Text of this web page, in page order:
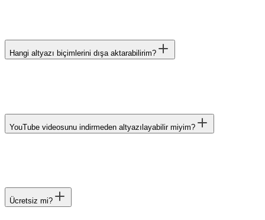
Hangi altyazı biçimlerini dışa aktarabilirim?
YouTube videosunu indirmeden altyazılayabilir miyim?
Ücretsiz mi?